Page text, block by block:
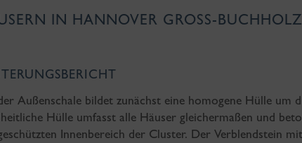
IN HANNOVER GROSS-BUCHHOLZ
Außenschale bildet zunächst eine homogene Hülle um
Hülle umfasst alle Häuser gleichermaßen und
Innenbereich der Cluster. Der Verblendstein